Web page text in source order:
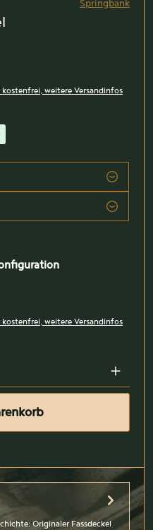
von 5 Sternen
Springbank
weitere Versandinfos
weitere Versandinfos
Originaler Fassdeckel